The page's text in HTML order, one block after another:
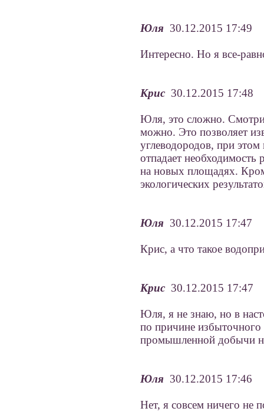
Юля 30.12.2015 17:49
Интересно. Но я все-
Крис 30.12.2015 17:48
Юля, это сложно.
можно. Это позволяет
углеводородов, при этом
отпадает
на новых площадях.
экологических
Юля 30.12.2015 17:47
Крис, а что такое
Крис 30.12.2015 17:47
Юля, я не знаю, но в
по причине избыточного
промышленной добычи
Юля 30.12.2015 17:46
Нет, я совсем ничего не